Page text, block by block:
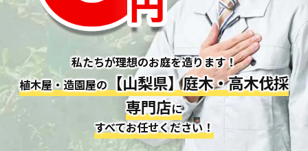
私たちが理想のお庭を造ります！
植木屋・造園屋の【山梨県】庭木・高木伐採
専門店に
すべてお任せください！